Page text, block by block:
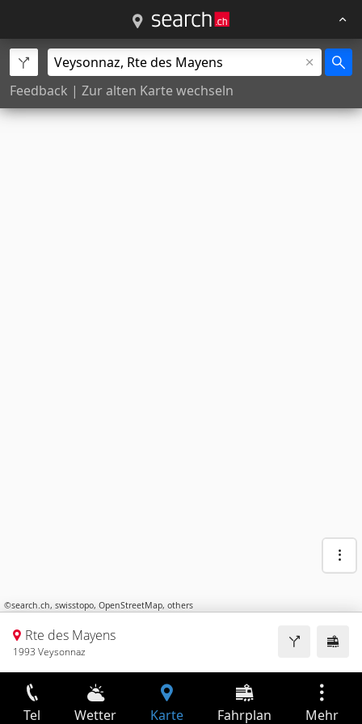
Feedback | Zur alten Karte wechseln
©search.ch, swisstopo, OpenStreetMap, others
Rte des Mayens
1993 Veysonnaz
Tel Wetter Karte Fahrplan Mehr